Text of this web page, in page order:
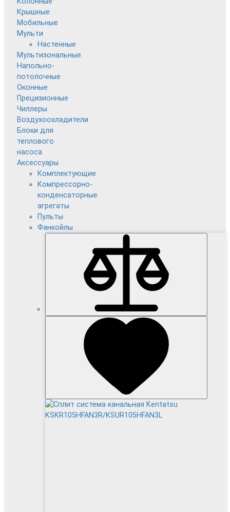
Крышные
Мобильные
Мульти
Настенные
Мультизональные
Напольно-
потолочные
Оконные
Прецизионные
Чиллеры
Воздухоохладители
Блоки для
теплового
насоса
Аксессуары
Комплектующие
Компрессорно-
конденсаторные
агрегаты
Пульты
Фанкойлы